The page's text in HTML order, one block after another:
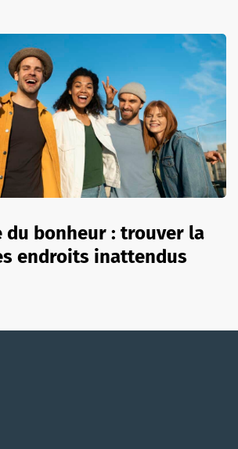
du bonheur : trouver la
endroits inattendus